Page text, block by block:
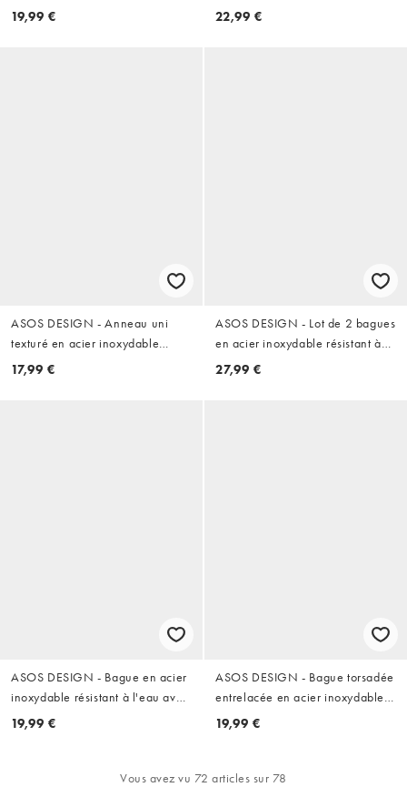
Argenté
19,99 €
inoxydable résistant à l'eau avec
22,99 €
ASOS DESIGN - Anneau uni
texturé en acier inoxydable
résistant à l'eau - Argenté
17,99 €
ASOS DESIGN - Lot de 2 bagues
en acier inoxydable résistant à
l'eau à motif rainuré - Argenté
27,99 €
ASOS DESIGN - Bague en acier
inoxydable résistant à l'eau avec
texture rainurée - Argenté effet
19,99 €
ASOS DESIGN - Bague torsadée
entrelacée en acier inoxydable
résistant à l'eau - Argenté
19,99 €
Vous avez vu 72 articles sur 78